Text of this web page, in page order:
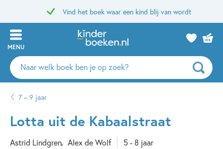
Vind het boek waar een kind blij van wordt
MENU
Zoeken
naar
auteurs
uitgevers
7 – 9 jaar
Lotta uit de Kabaalstraat
Astrid Lindgren Alex de Wolf 5 - 8 jaar